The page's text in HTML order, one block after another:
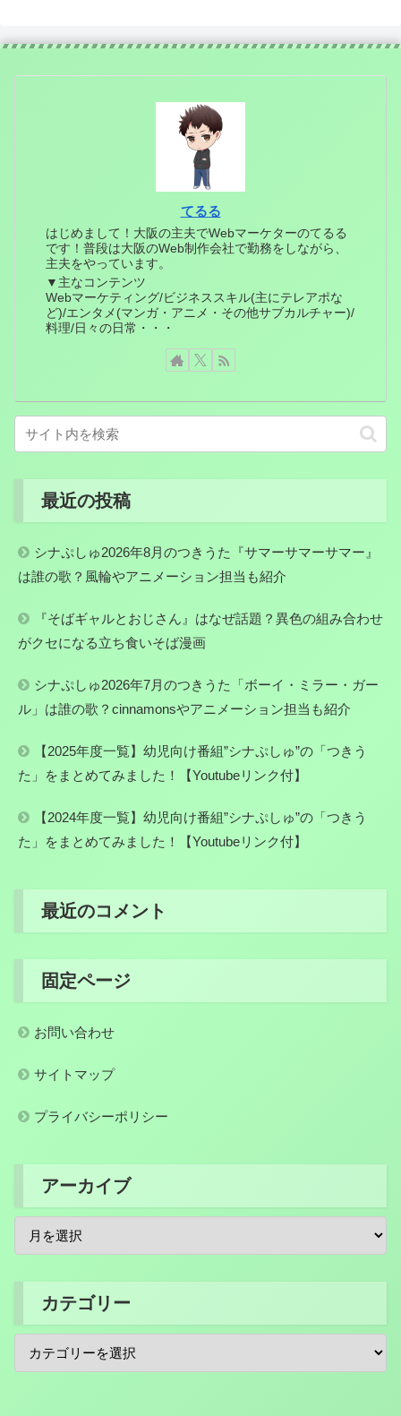
てるる
はじめまして！大阪の主夫でWebマーケターのてるる
です！普段は大阪のWeb制作会社で勤務をしながら、
主夫をやっています。
▼主なコンテンツ
Webマーケティング/ビジネススキル(主にテレアポな
ど)/エンタメ(マンガ・アニメ・その他サブカルチャー)/
料理/日々の日常・・・
最近の投稿
シナぷしゅ2026年8月のつきうた『サマーサマーサマー』
は誰の歌？風輪やアニメーション担当も紹介
『そばギャルとおじさん』はなぜ話題？異色の組み合わせ
がクセになる立ち食いそば漫画
シナぷしゅ2026年7月のつきうた「ボーイ・ミラー・ガー
ル」は誰の歌？cinnamonsやアニメーション担当も紹介
【2025年度一覧】幼児向け番組”シナぷしゅ”の「つきう
た」をまとめてみました！【Youtubeリンク付】
【2024年度一覧】幼児向け番組”シナぷしゅ”の「つきう
た」をまとめてみました！【Youtubeリンク付】
最近のコメント
固定ページ
お問い合わせ
サイトマップ
プライバシーポリシー
アーカイブ
カテゴリー